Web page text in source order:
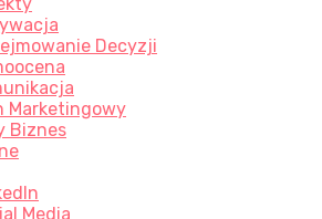
Decyzji
Marketingowy
Biznes
Media